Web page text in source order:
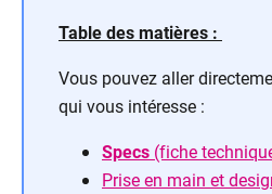
Table des matières :
Vous pouvez aller
qui vous intéresse :
Specs(fiche
Prise en main et